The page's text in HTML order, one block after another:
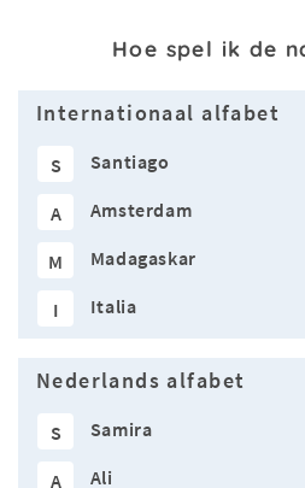
Hoe spel ik de
Internationaal alfabet
S Santiago
A Amsterdam
M Madagaskar
I Italia
Nederlands alfabet
S Samira
A Ali